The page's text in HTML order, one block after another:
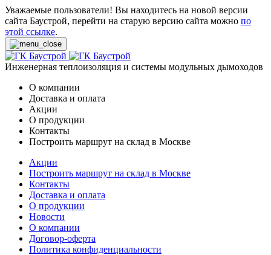
Уважаемые пользователи! Вы находитесь на новой версии
сайта Баустрой, перейти на старую версию сайта можно по
этой ссылке.
Инженерная теплоизоляция и системы модульных дымоходов
О компании
Доставка и оплата
Акции
О продукции
Контакты
Построить маршрут на склад в Москве
Акции
Построить маршрут на склад в Москве
Контакты
Доставка и оплата
О продукции
Новости
О компании
Договор-оферта
Политика конфиденциальности